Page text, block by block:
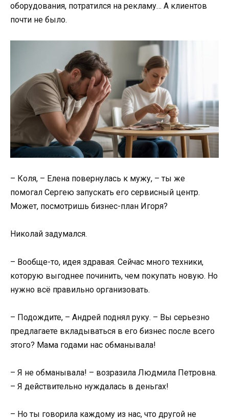
оборудования, потратился на рекламу… А клиентов
почти не было.
– Коля, – Елена повернулась к мужу, – ты же
помогал Сергею запускать его сервисный центр.
Может, посмотришь бизнес-план Игоря?
Николай задумался.
– Вообще-то, идея здравая. Сейчас много техники,
которую выгоднее починить, чем покупать новую. Но
нужно всё правильно организовать.
– Подождите, – Андрей поднял руку. – Вы серьезно
предлагаете вкладываться в его бизнес после всего
этого? Мама годами нас обманывала!
– Я не обманывала! – возразила Людмила Петровна.
– Я действительно нуждалась в деньгах!
– Но ты говорила каждому из нас, что другой не